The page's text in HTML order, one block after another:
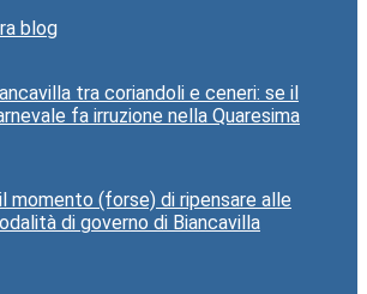
blog
tra coriandoli e ceneri: se il
fa irruzione nella Quaresima
il momento (forse) di ripensare alle
di governo di Biancavilla